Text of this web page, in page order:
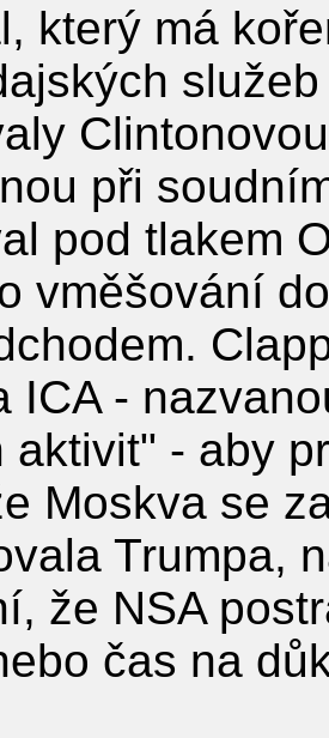
který má
při
pod tlakem
vměšování
ICA -
aktivit" - aby
Moskva se
Trumpa,
že NSA
čas na